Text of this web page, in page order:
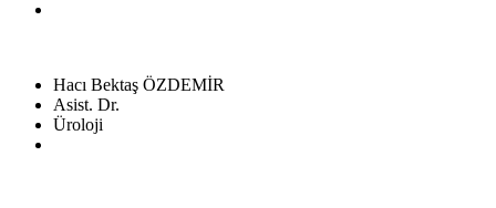
Hacı Bektaş ÖZDEMİR
Asist. Dr.
Üroloji